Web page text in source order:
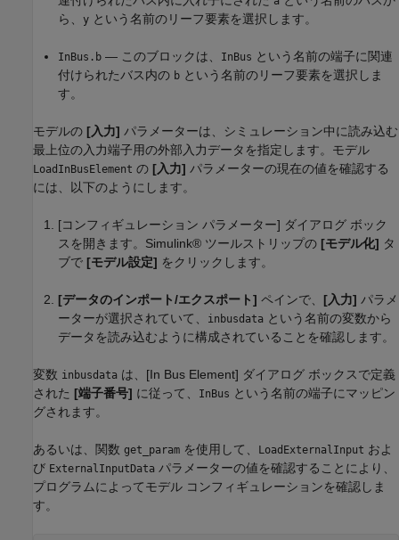
ら、 y という名前のリーフ要素を選択します。
InBus.b — このブロックは、 InBus という名前の端子に関連
付けられたバス内の b という名前のリーフ要素を選択しま
す。
モデルの [入力] パラメーターは、シミュレーション中に読み込む
最上位の入力端子用の外部入力データを指定します。モデル
LoadInBusElement の [入力] パラメーターの現在の値を確認する
には、以下のようにします。
[コンフィギュレーション パラメーター] ダイアログ ボック
スを開きます。Simulink® ツールストリップの [モデル化] タ
ブで [モデル設定] をクリックします。
[データのインポート/エクスポート] ペインで、 [入力] パラメ
ーターが選択されていて、
inbusdata という名前の変数から
データを読み込むように構成されていることを確認します。
変数 inbusdata は、[In Bus Element] ダイアログ ボックスで定義
された [端子番号] に従って、 InBus という名前の端子にマッピン
グされます。
あるいは、関数 get_param を使用して、 LoadExternalInput およ
び ExternalInputData パラメーターの値を確認することにより、
プログラムによってモデル コンフィギュレーションを確認しま
す。